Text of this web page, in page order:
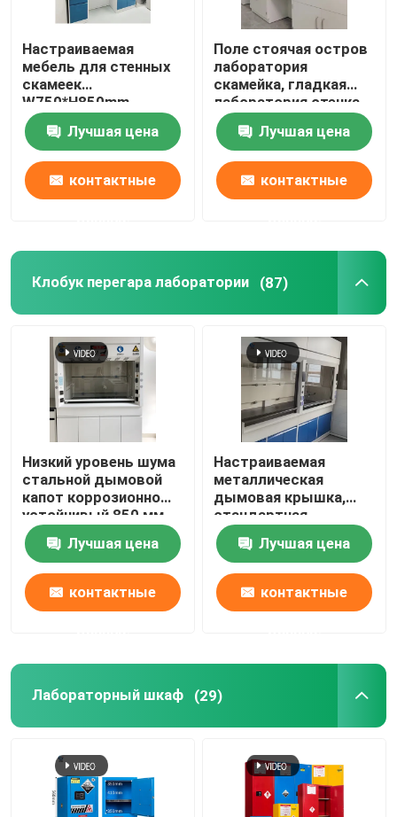
Настраиваемая
мебель для стенных
скамеек
W750*H850mm
устойчивая к
химическим
веществам
Лучшая цена
контактные
Поле стоячая остров
лаборатория
скамейка, гладкая
лаборатория стенка
скамейка мебель
Лучшая цена
контактные
Клобук перегара лаборатории (87)
Низкий уровень шума
стальной дымовой
капот коррозионно
устойчивый 850 мм
для лабораторных
исследований
Лучшая цена
контактные
Настраиваемая
металлическая
дымовая крышка,
стандартная
устойчивая к
химическим
веществам
лаборатория ISO
Лучшая цена
контактные
Лабораторный шкаф (29)